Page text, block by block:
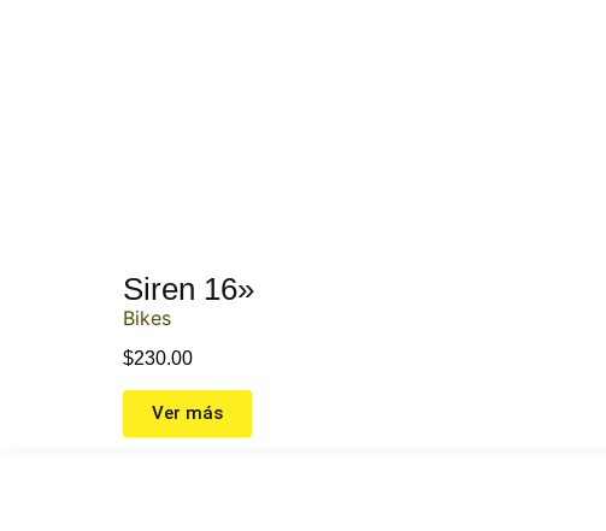
Siren 16»
Bikes
$230.00
Ver más